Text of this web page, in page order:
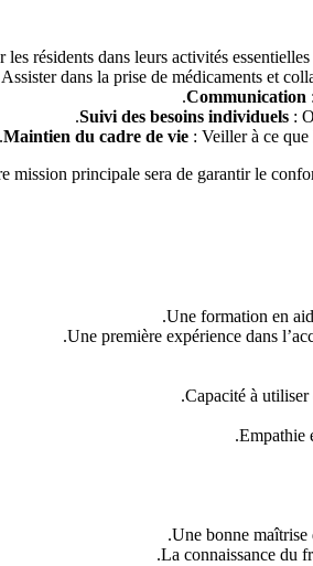
les résidents dans leurs activités
Assister dans la prise de médicaments et
Communication
Suivi des besoins individuels :
Maintien du cadre de vie : Veiller à ce que
mission principale sera de garantir le
Une formation en
Une première expérience dans
Capacité à utiliser
Empathie
Une bonne maîtrise
La connaissance du